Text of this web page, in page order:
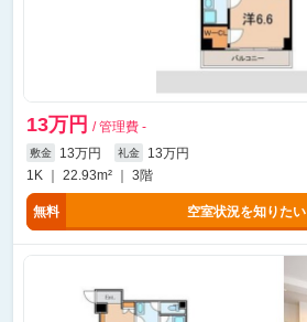
13万円 / 管理費 -
敷金 13万円 礼金
13万円
1K ｜ 22.93m² ｜ 3階
無料 空室状況を知りたい